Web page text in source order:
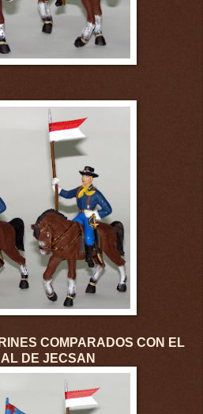
COMPARADOS CON EL
DE JECSAN